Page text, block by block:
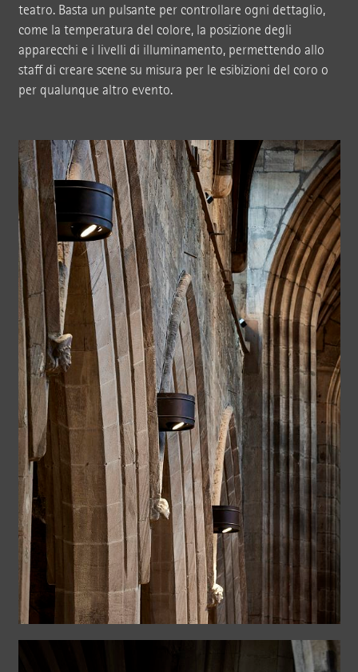
teatro. Basta un pulsante per controllare ogni dettaglio,
come la temperatura del colore, la posizione degli
apparecchi e i livelli di illuminamento, permettendo allo
staff di creare scene su misura per le esibizioni del coro o
per qualunque altro evento.